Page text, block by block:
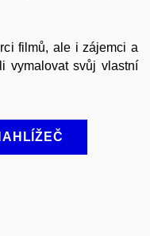
filmů, ale i zájemci a
vymalovat svůj vlastní